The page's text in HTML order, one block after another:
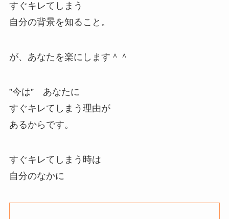
すぐキレてしまう
自分の背景を知ること。
が、あなたを楽にします＾＾
”今は” あなたに
すぐキレてしまう理由が
あるからです。
すぐキレてしまう時は
自分のなかに